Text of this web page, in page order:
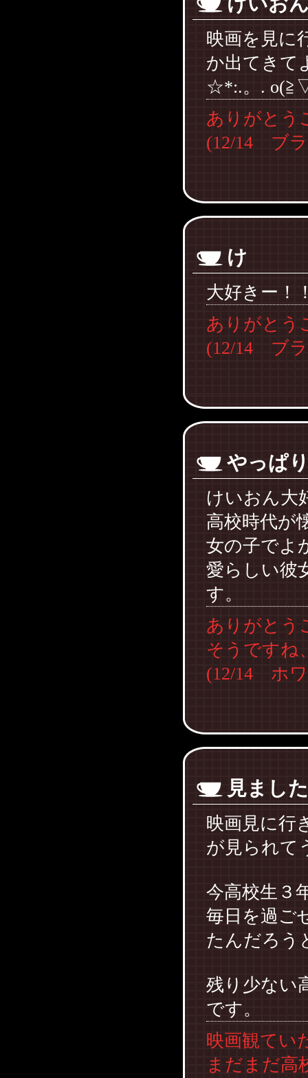
映画を見に
か出てきて
☆*:.。.
ありがとう
(12/14 ブ
け
大好きー！
ありがとう
(12/14 ブ
やっぱ
けいおん大
高校時代が
女の子でよ
愛らしい彼
す。
ありがと
そうですね
(12/14 ホ
見まし
映画見に行
が見られて
今高校生３
毎日を過ご
たんだろう
残り少ない
です。
映画観てい
まだまだ高